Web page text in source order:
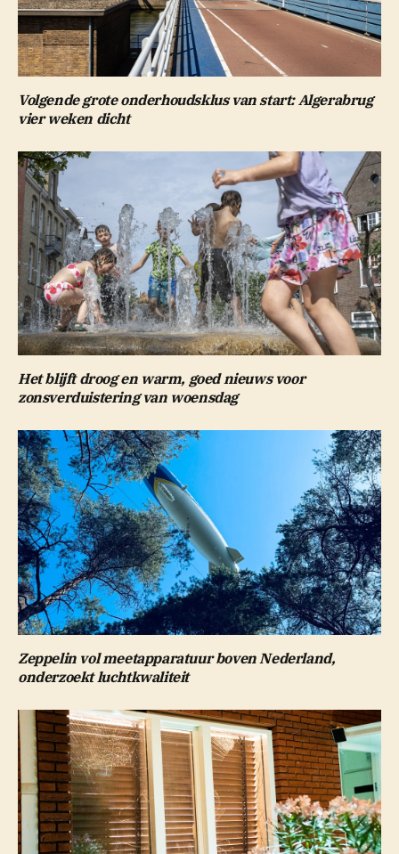
Volgende grote onderhoudsklus van start: Algerabrug
vier weken dicht
Het blijft droog en warm, goed nieuws voor
zonsverduistering van woensdag
Zeppelin vol meetapparatuur boven Nederland,
onderzoekt luchtkwaliteit